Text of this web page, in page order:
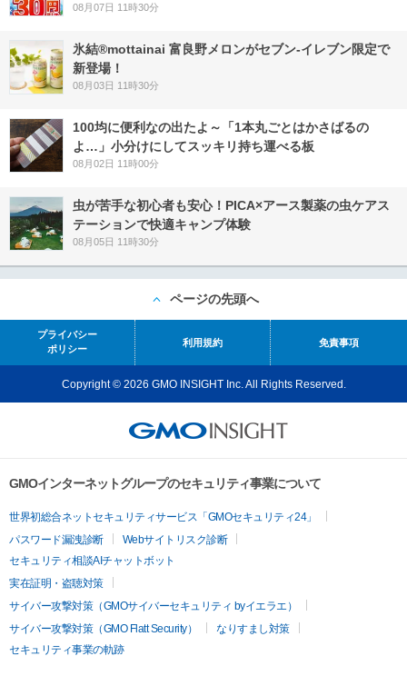
08月07日 11時30分
氷結®mottainai 富良野メロンがセブン‐イレブン限定で
新登場！
08月03日 11時30分
100均に便利なの出たよ～「1本丸ごとはかさばるの
よ…」小分けにしてスッキリ持ち運べる板
08月02日 11時00分
虫が苦手な初心者も安心！PICA×アース製薬の虫ケアス
テーションで快適キャンプ体験
08月05日 11時30分
ページの先頭へ
プライバシー
ポリシー
利用規約 免責事項
Copyright © 2026 GMO INSIGHT Inc. All Rights Reserved.
GMOインターネットグループのセキュリティ事業について
世界初総合ネットセキュリティサービス「GMOセキュリティ24」
パスワード漏洩診断
Webサイトリスク診断
セキュリティ相談AIチャットボット
実在証明・盗聴対策
サイバー攻撃対策（GMOサイバーセキュリティ byイエラエ）
サイバー攻撃対策（GMO Flatt Security）
なりすまし対策
セキュリティ事業の軌跡